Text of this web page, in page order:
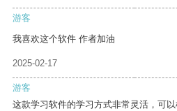
游客
我喜欢这个软件 作者加油
2025-02-17
游客
这款学习软件的学习方式非常灵活，可